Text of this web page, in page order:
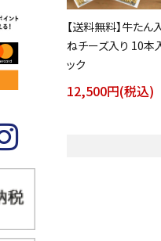
【送料無料】牛たん
ねチーズ入り 10本
ック
12,500円(税込)